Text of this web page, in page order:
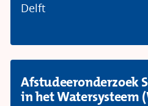
Delft
Afstudeeronderzoek
in het Watersysteem